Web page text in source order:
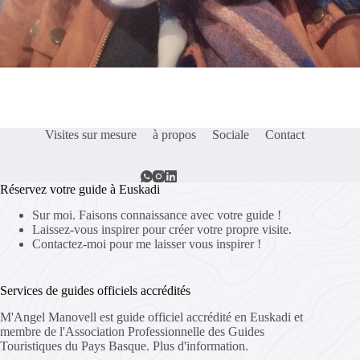
Visites sur mesure à propos Sociale Contact
Réservez votre guide à Euskadi
Sur moi. Faisons connaissance avec votre guide !
Laissez-vous inspirer pour créer votre propre visite.
Contactez-moi pour me laisser vous inspirer !
Services de guides officiels accrédités
M'Angel Manovell est guide officiel accrédité en Euskadi et
membre de l'Association Professionnelle des Guides
Touristiques du Pays Basque. Plus d'information.